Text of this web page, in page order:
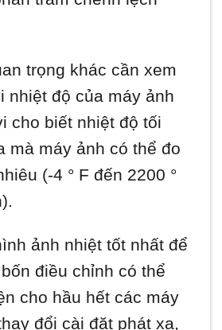
trọng khác cần xem
nhiệt độ của máy ảnh
cho biết nhiệt độ tối
mà máy ảnh có thể đo
(-4 ° F đến 2200 °
ảnh nhiệt tốt nhất để
điều chỉnh có thể
cho hầu hết các máy
đổi cài đặt phát xạ,